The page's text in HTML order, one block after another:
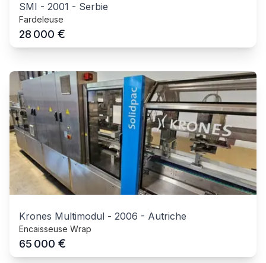
SMI - 2001 - Serbie
Fardeleuse
28 000 €
Krones Multimodul - 2006 - Autriche
Encaisseuse Wrap
65 000 €